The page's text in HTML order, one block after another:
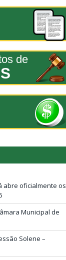
de
abre oficialmente os
Municipal de
Solene –